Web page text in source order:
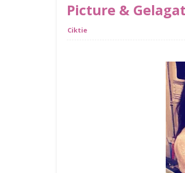
Picture &
Ciktie